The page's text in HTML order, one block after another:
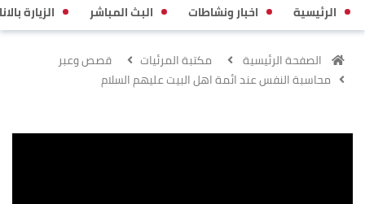
الرئيسية اخبار ونشاطات البث المباشر الزيارة
الصفحة الرئيسية مكتبة المرئيات
قصص وعبر
محاسبة النفس عند ائمة اهل البيت عليهم السلام